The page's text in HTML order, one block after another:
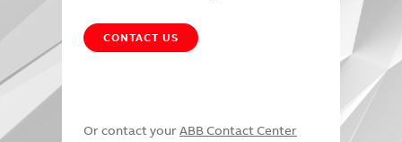
CONTACT US
Or contact your ABB Contact Center